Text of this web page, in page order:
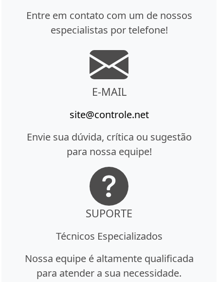
Entre em contato com um de nossos
especialistas por telefone!
E-MAIL
site@controle.net
Envie sua dúvida, crítica ou sugestão
para nossa equipe!
SUPORTE
Técnicos Especializados
Nossa equipe é altamente qualificada
para atender a sua necessidade.